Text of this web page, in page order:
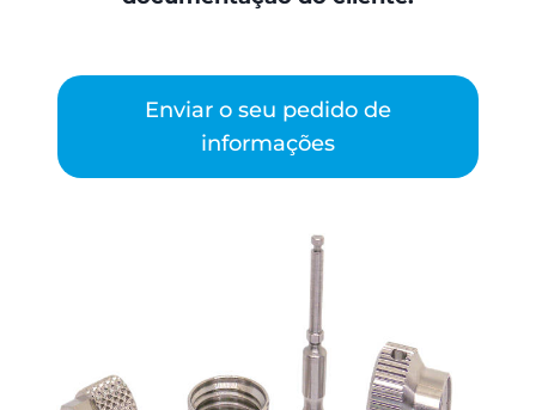
Enviar o seu pedido de
informações